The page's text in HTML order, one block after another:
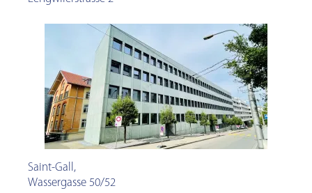
Saint-Gall ,
Wassergasse 50/52